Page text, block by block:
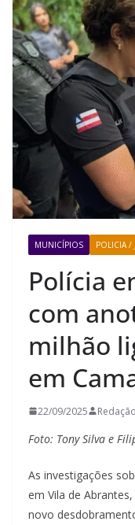
MUNICÍPIOS POLICIA /
Polícia
com
milhão
em
22/09/2025 Redação
Foto: Tony Silva e
As investigações
em Vila de
novo